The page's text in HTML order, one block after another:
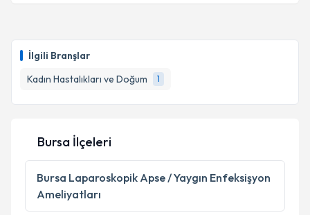
İlgili Branşlar
Kadın Hastalıkları ve Doğum
1
Bursa İlçeleri
Bursa Laparoskopik Apse / Yaygın Enfeksişyon
Ameliyatları